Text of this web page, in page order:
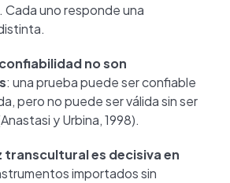
Cada uno responde una
no son
: una prueba puede ser confiable
pero no puede ser válida sin ser
y Urbina, 1998).
transcultural es decisiva en
importados sin